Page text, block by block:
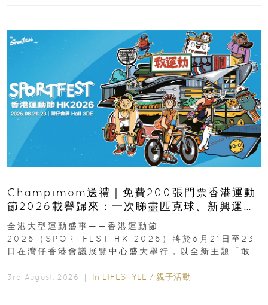
Champimom送禮｜免費200張門票香港運動
節2026載譽歸來：一次睇盡匹克球、新興運
動、街舞比賽＋逾百運動品牌展覽
全港大型運動盛事——香港運動節
2026（SPORTFEST HK 2026）將於8月21日至23
日在灣仔香港會議展覽中心盛大舉行，以全新主題「敢
3rd August, 2026 ｜ In LIFESTYLE / 親子活動